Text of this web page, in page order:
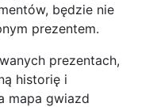
będzie nie
prezentem.
prezentach,
historię i
mapa gwiazd